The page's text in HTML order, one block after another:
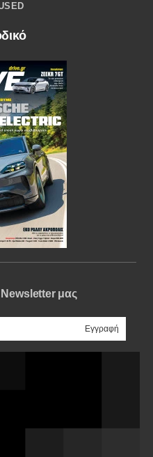
Newsletter μας